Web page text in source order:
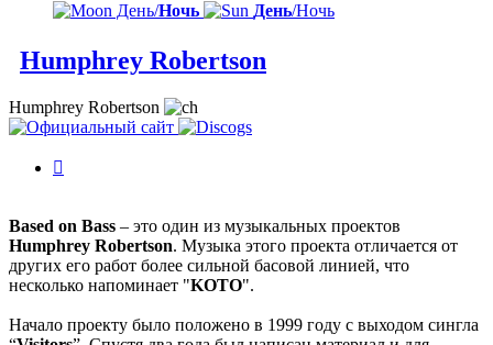
День/Ночь День/Ночь
Humphrey Robertson
Humphrey Robertson
Based on Bass – это один из музыкальных проектов
Humphrey Robertson. Музыка этого проекта отличается от
других его работ более сильной басовой линией, что
несколько напоминает "KOTO".
Начало проекту было положено в 1999 году с выходом сингла